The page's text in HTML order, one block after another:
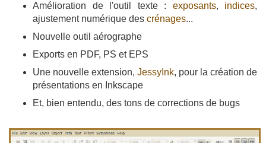
Amélioration de l'outil texte : exposants, indices,
ajustement numérique des crénages...
Nouvelle outil aérographe
Exports en PDF, PS et EPS
Une nouvelle extension, JessyInk, pour la création de
présentations en Inkscape
Et, bien entendu, des tons de corrections de bugs